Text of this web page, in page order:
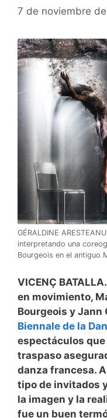
7 de noviembre
GÉRALDINE
interpretando una
Bourgeois en el antiguo
VICENÇ BATALLA.
en movimiento,
Bourgeois y Jann
Biennale de la
espectáculos
traspaso
danza francesa.
tipo de invitados
la imagen y la
fue un buen